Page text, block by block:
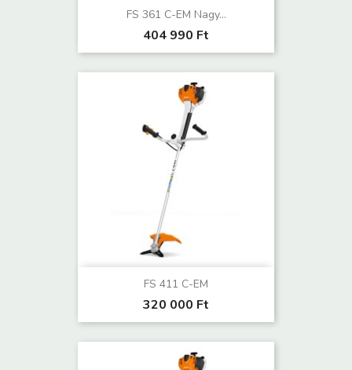
FS 361 C-EM Nagy...
404 990 Ft
FS 411 C-EM
320 000 Ft